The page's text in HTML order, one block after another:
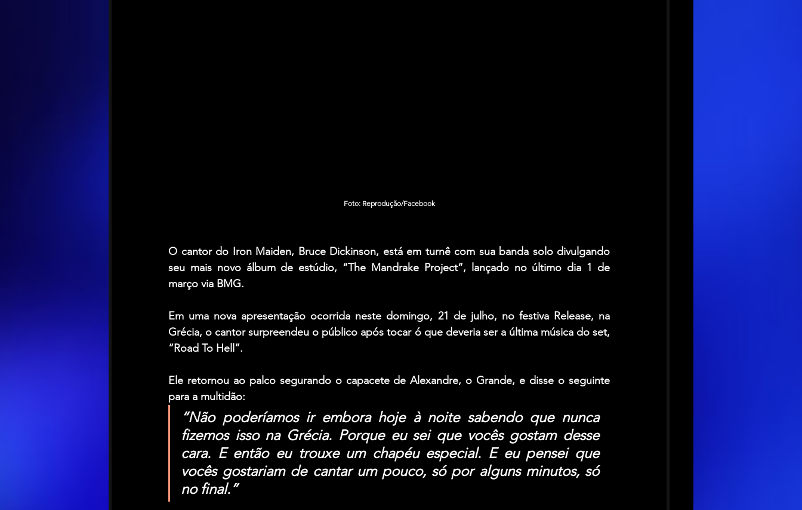
Foto: Reprodução/Facebook
O cantor do Iron Maiden, Bruce Dickinson, está em turnê com sua banda solo divulgando
seu mais novo álbum de estúdio, “The Mandrake Project”, lançado no último dia 1 de
março via BMG.
Em uma nova apresentação ocorrida neste domingo, 21 de julho, no festiva Release, na
“Road To Hell”.
Ele retornou ao palco segurando o capacete de Alexandre, o Grande, e disse o seguinte
para a multidão:
“Não poderíamos ir embora hoje à noite sabendo que nunca
fizemos isso na Grécia. Porque eu sei que vocês gostam desse
cara. E então eu trouxe um chapéu especial. E eu pensei que
vocês gostariam de cantar um pouco, só por alguns minutos, só
no final.”